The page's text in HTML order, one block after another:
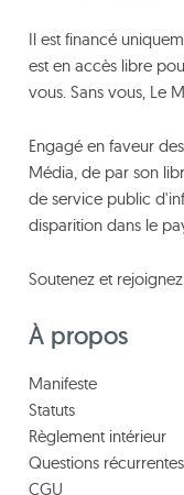
Il est financé
est en accès libre
vous. Sans vous, Le
Engagé en faveur
Média, de par son
de service public
disparition dans le
Soutenez et
À propos
Manifeste
Statuts
Règlement intérieur
Questions récurrentes
CGU